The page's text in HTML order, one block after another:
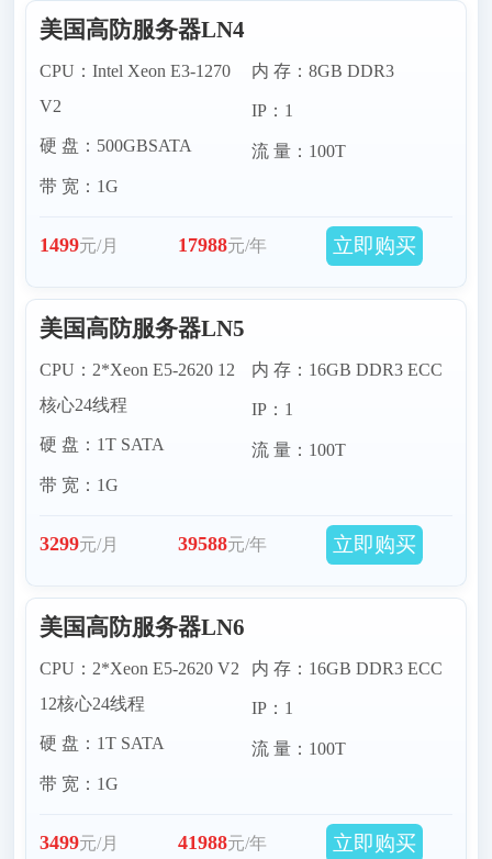
美国高防服务器LN4
CPU：Intel Xeon E3-1270
V2
硬 盘：500GBSATA
带 宽：1G
内 存：8GB DDR3
IP：1
流 量：100T
1499元/月 17988元/年 立即购买
美国高防服务器LN5
CPU：2*Xeon E5-2620 12
核心24线程
硬 盘：1T SATA
带 宽：1G
内 存：16GB DDR3 ECC
IP：1
流 量：100T
3299元/月 39588元/年 立即购买
美国高防服务器LN6
CPU：2*Xeon E5-2620 V2
12核心24线程
硬 盘：1T SATA
带 宽：1G
内 存：16GB DDR3 ECC
IP：1
流 量：100T
3499元/月 41988元/年 立即购买